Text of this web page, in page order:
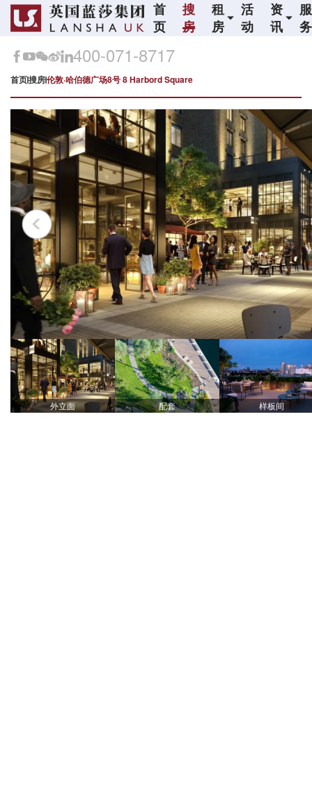
首
页
搜
房
租
房
活
动
资
讯
服
务
400-071-8717
首页搜房伦敦·哈伯德广场8号 8 Harbord Square
外立面 配套 样板间